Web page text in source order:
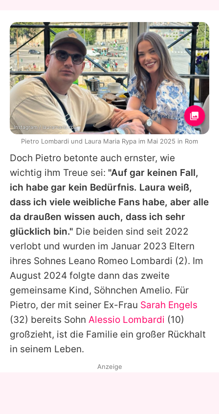
Doch Pietro betonte auch ernster, wie
wichtig ihm Treue sei: "Auf gar keinen Fall,
ich habe gar kein Bedürfnis. Laura weiß,
dass ich viele weibliche Fans habe, aber alle
da draußen wissen auch, dass ich sehr
glücklich bin." Die beiden sind seit 2022
verlobt und wurden im Januar 2023 Eltern
ihres Sohnes Leano Romeo Lombardi (2). Im
August 2024 folgte dann das zweite
gemeinsame Kind, Söhnchen Amelio. Für
Pietro, der mit seiner Ex-Frau Sarah Engels
(32) bereits Sohn Alessio Lombardi (10)
großzieht, ist die Familie ein großer Rückhalt
in seinem Leben.
Instagram / lauramaria.rpa
Pietro Lombardi und Laura Maria Rypa im Mai 2025 in Rom
Anzeige